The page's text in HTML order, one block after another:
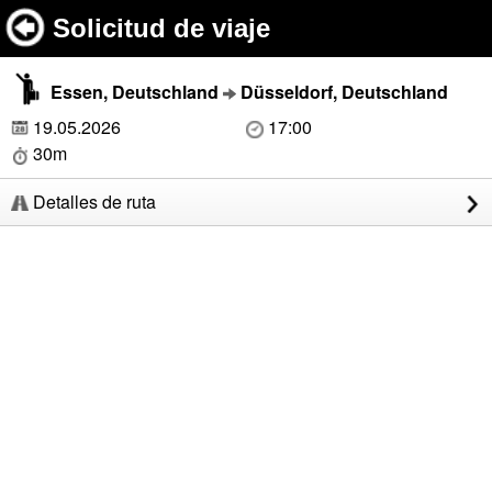
Solicitud de viaje
Essen, Deutschland
Düsseldorf, Deutschland
19.05.2026
17:00
30m
Detalles de ruta